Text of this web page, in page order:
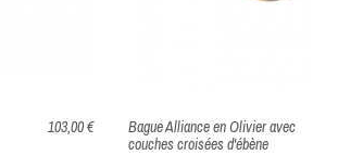
103,00 €
Bague Alliance en Olivier avec
couches croisées d'ébène